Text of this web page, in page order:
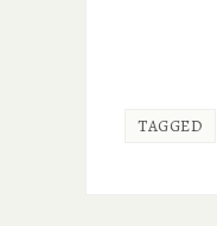
TAGGED